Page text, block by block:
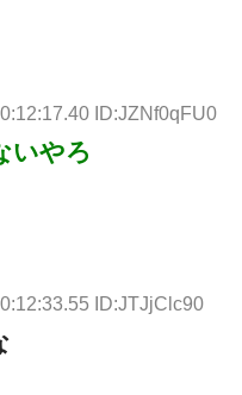
ID:JZNf0qFU0
いやろ
ID:JTJjClc90